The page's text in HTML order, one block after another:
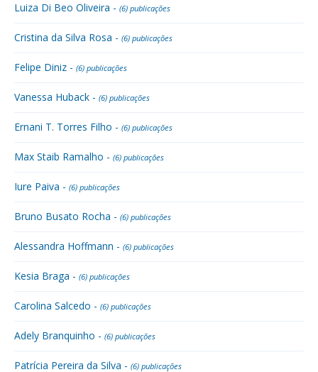
Luiza Di Beo Oliveira - (6) publicações
Cristina da Silva Rosa - (6) publicações
Felipe Diniz - (6) publicações
Vanessa Huback - (6) publicações
Ernani T. Torres Filho - (6) publicações
Max Staib Ramalho - (6) publicações
Iure Paiva - (6) publicações
Bruno Busato Rocha - (6) publicações
Alessandra Hoffmann - (6) publicações
Kesia Braga - (6) publicações
Carolina Salcedo - (6) publicações
Adely Branquinho - (6) publicações
Patrícia Pereira da Silva - (6) publicações